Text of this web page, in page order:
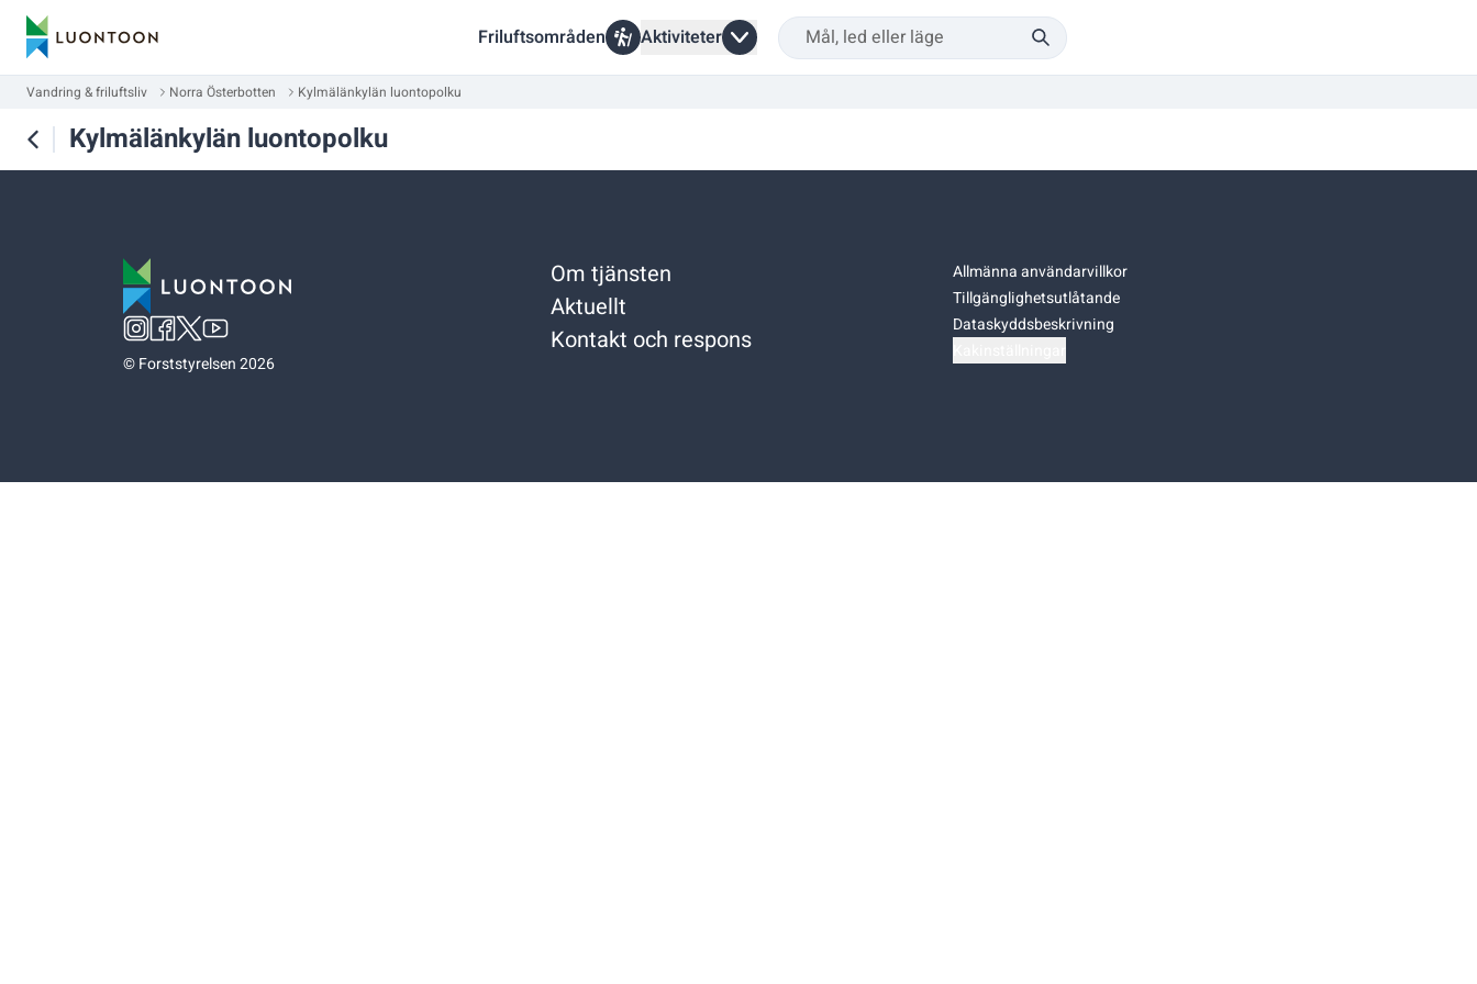
Friluftsområden Aktiviteter
Vandring & friluftsliv Norra Österbotten Kylmälänkylän luontopolku
Kylmälänkylän luontopolku
©Forststyrelsen 2026
Om tjänsten
Aktuellt
Kontakt och respons
Allmänna användarvillkor
Tillgänglighetsutlåtande
Dataskyddsbeskrivning